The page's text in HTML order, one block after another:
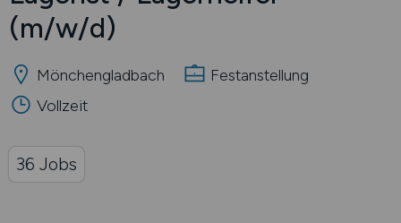
(m/w/d)
Mönchengladbach
Festanstellung
Vollzeit
36 Jobs